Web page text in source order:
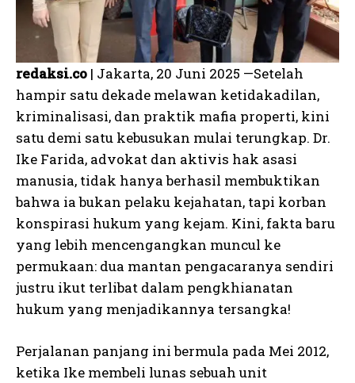
redaksi.co | Jakarta, 20 Juni 2025 —Setelah
hampir satu dekade melawan ketidakadilan,
kriminalisasi, dan praktik mafia properti, kini
satu demi satu kebusukan mulai terungkap. Dr.
Ike Farida, advokat dan aktivis hak asasi
manusia, tidak hanya berhasil membuktikan
bahwa ia bukan pelaku kejahatan, tapi korban
konspirasi hukum yang kejam. Kini, fakta baru
yang lebih mencengangkan muncul ke
permukaan: dua mantan pengacaranya sendiri
justru ikut terlibat dalam pengkhianatan
hukum yang menjadikannya tersangka!
Perjalanan panjang ini bermula pada Mei 2012,
ketika Ike membeli lunas sebuah unit